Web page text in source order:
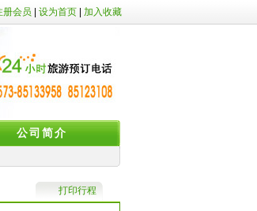
册会员 设为首页| 加入收藏
公司简介
打印行程